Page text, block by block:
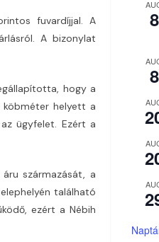
fuvardíjjal. A
A bizonylat
hogy a
köbméter helyett a
ügyfelet. Ezért a
származását, a
található
ezért a Nébih
8
8